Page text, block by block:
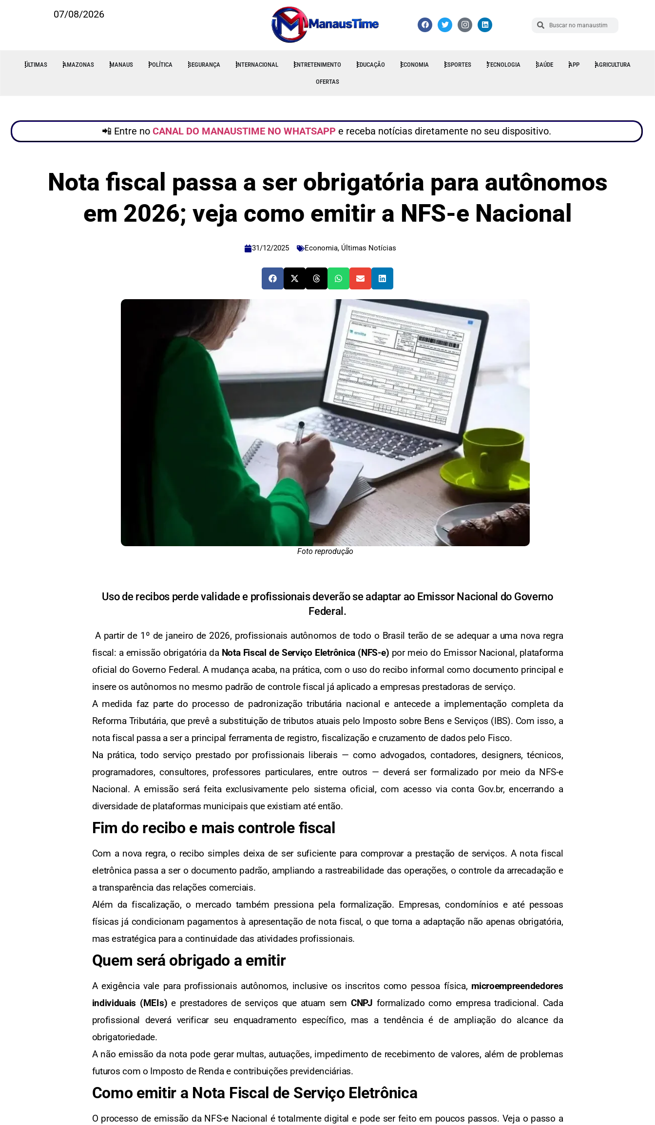
07/08/2026
ÚLTIMAS AMAZONAS MANAUS POLÍTICA SEGURANÇA INTERNACIONAL ENTRETENIMENTO EDUCAÇÃO ECONOMIA ESPORTES TECNOLOGIA SAÚDE APP AGRICULTURA
OFERTAS
📲 Entre no CANAL DO MANAUSTIME NO WHATSAPP e receba notícias diretamente no seu dispositivo.
Nota fiscal passa a ser obrigatória para autônomos
em 2026; veja como emitir a NFS-e Nacional
31/12/2025 Economia, Últimas Notícias
Foto reprodução
Uso de recibos perde validade e profissionais deverão se adaptar ao Emissor Nacional do Governo
Federal.
A partir de 1º de janeiro de 2026, profissionais autônomos de todo o Brasil terão de se adequar a uma nova regra
fiscal: a emissão obrigatória da Nota Fiscal de Serviço Eletrônica (NFS-e) por meio do Emissor Nacional, plataforma
oficial do Governo Federal. A mudança acaba, na prática, com o uso do recibo informal como documento principal e
insere os autônomos no mesmo padrão de controle fiscal já aplicado a empresas prestadoras de serviço.
A medida faz parte do processo de padronização tributária nacional e antecede a implementação completa da
Reforma Tributária, que prevê a substituição de tributos atuais pelo Imposto sobre Bens e Serviços (IBS). Com isso, a
nota fiscal passa a ser a principal ferramenta de registro, fiscalização e cruzamento de dados pelo Fisco.
Na prática, todo serviço prestado por profissionais liberais — como advogados, contadores, designers, técnicos,
programadores, consultores, professores particulares, entre outros — deverá ser formalizado por meio da NFS-e
Nacional. A emissão será feita exclusivamente pelo sistema oficial, com acesso via conta Gov.br, encerrando a
diversidade de plataformas municipais que existiam até então.
Fim do recibo e mais controle fiscal
Com a nova regra, o recibo simples deixa de ser suficiente para comprovar a prestação de serviços. A nota fiscal
eletrônica passa a ser o documento padrão, ampliando a rastreabilidade das operações, o controle da arrecadação e
a transparência das relações comerciais.
Além da fiscalização, o mercado também pressiona pela formalização. Empresas, condomínios e até pessoas
físicas já condicionam pagamentos à apresentação de nota fiscal, o que torna a adaptação não apenas obrigatória,
mas estratégica para a continuidade das atividades profissionais.
Quem será obrigado a emitir
A exigência vale para profissionais autônomos, inclusive os inscritos como pessoa física, microempreendedores
individuais (MEIs) e prestadores de serviços que atuam sem CNPJ formalizado como empresa tradicional. Cada
profissional deverá verificar seu enquadramento específico, mas a tendência é de ampliação do alcance da
obrigatoriedade.
A não emissão da nota pode gerar multas, autuações, impedimento de recebimento de valores, além de problemas
futuros com o Imposto de Renda e contribuições previdenciárias.
Como emitir a Nota Fiscal de Serviço Eletrônica
O processo de emissão da NFS-e Nacional é totalmente digital e pode ser feito em poucos passos. Veja o passo a